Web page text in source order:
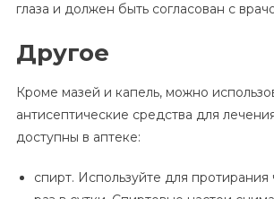
глаза и должен быть согласован с
Другое
Кроме мазей и капель, можно
антисептические средства для
доступны в аптеке:
спирт. Используйте для